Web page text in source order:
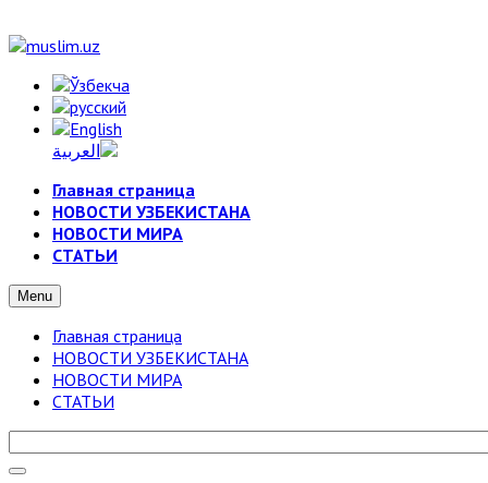
Главная страница
НОВОСТИ УЗБЕКИСТАНА
НОВОСТИ МИРА
СТАТЬИ
Menu
Главная страница
НОВОСТИ УЗБЕКИСТАНА
НОВОСТИ МИРА
СТАТЬИ